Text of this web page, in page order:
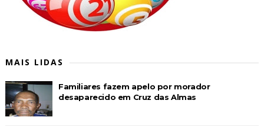
MAIS LIDAS
Familiares fazem apelo por morador
desaparecido em Cruz das Almas